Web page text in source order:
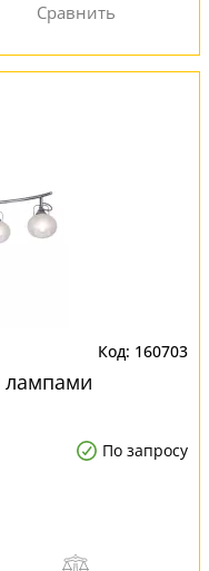
160703
лампами
По запросу